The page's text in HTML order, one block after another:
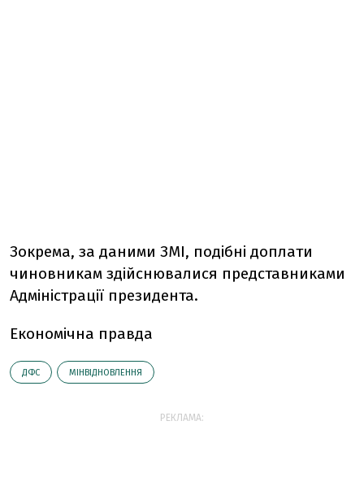
Зокрема, за даними ЗМІ, подібні доплати
чиновникам здійснювалися представниками
Адміністрації президента.
Економічна правда
ДФС МІНВІДНОВЛЕННЯ
РЕКЛАМА: